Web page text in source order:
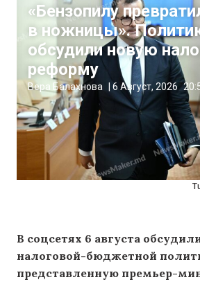
«Бензопилу
в ножницы».
обсудили новую
реформу
Вера Балахнова 6 Август, 2026
В соцсетях 6 августа
налоговой-бюджетной
представленную премьер-